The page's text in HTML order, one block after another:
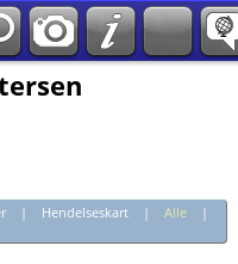
| Hendelseskart| Alle|